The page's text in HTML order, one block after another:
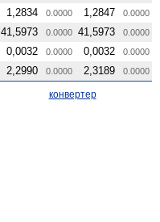
1,2834 0.0000 1,2847 0.0000
41,5973 0.0000 41,5973 0.0000
0,0032 0.0000 0,0032 0.0000
2,2990 0.0000 2,3189 0.0000
конвертер